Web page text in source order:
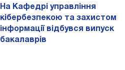
На Кафедрі управління
кібербезпекою та захистом
інформації відбувся випуск
бакалаврів